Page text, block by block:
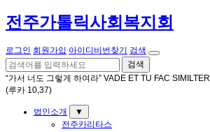
전주가톨릭사회복지회
로그인 회원가입 아이디비번찾기
검색
검색
“가서 너도 그렇게 하여라” VADE ET TU FAC SIMILTER
(루카 10,37)
법인소개
▼
전주카리타스